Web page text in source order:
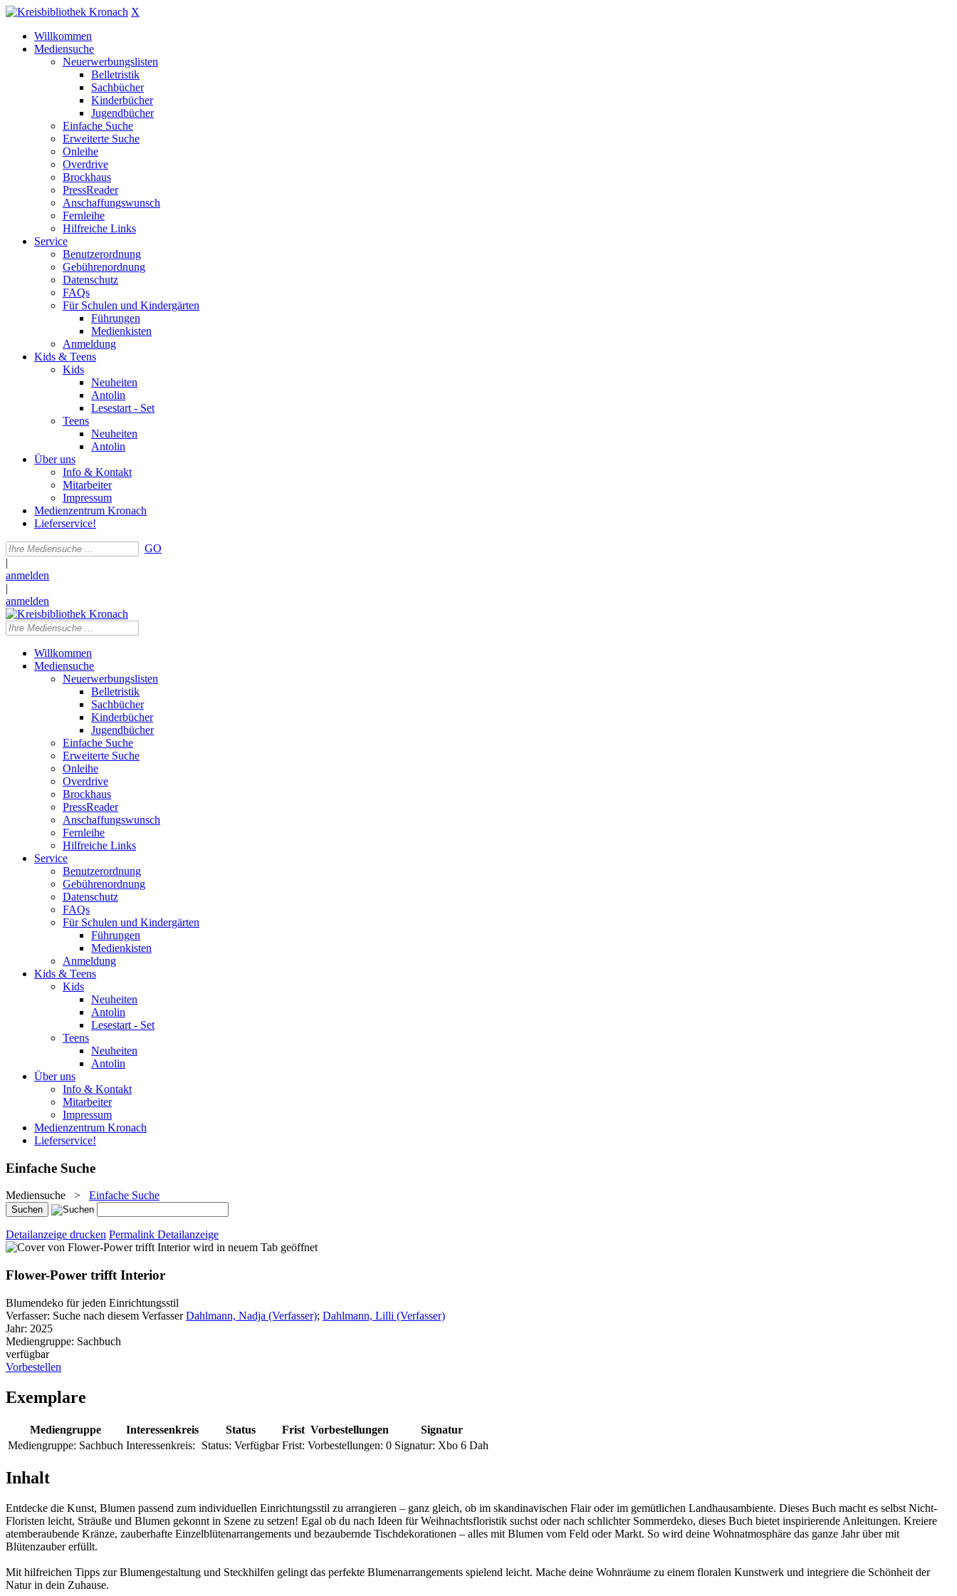
X
Willkommen
Mediensuche
Neuerwerbungslisten
Belletristik
Sachbücher
Kinderbücher
Jugendbücher
Einfache Suche
Erweiterte Suche
Onleihe
Overdrive
Brockhaus
PressReader
Anschaffungswunsch
Fernleihe
Hilfreiche Links
Service
Benutzerordnung
Gebührenordnung
Datenschutz
FAQs
Für Schulen und Kindergärten
Führungen
Medienkisten
Anmeldung
Kids & Teens
Kids
Neuheiten
Antolin
Lesestart - Set
Teens
Neuheiten
Antolin
Über uns
Info & Kontakt
Mitarbeiter
Impressum
Medienzentrum Kronach
Lieferservice!
GO
|
anmelden
|
anmelden
Willkommen
Mediensuche
Neuerwerbungslisten
Belletristik
Sachbücher
Kinderbücher
Jugendbücher
Einfache Suche
Erweiterte Suche
Onleihe
Overdrive
Brockhaus
PressReader
Anschaffungswunsch
Fernleihe
Hilfreiche Links
Service
Benutzerordnung
Gebührenordnung
Datenschutz
FAQs
Für Schulen und Kindergärten
Führungen
Medienkisten
Anmeldung
Kids & Teens
Kids
Neuheiten
Antolin
Lesestart - Set
Teens
Neuheiten
Antolin
Über uns
Info & Kontakt
Mitarbeiter
Impressum
Medienzentrum Kronach
Lieferservice!
Einfache Suche
Mediensuche > Einfache Suche
Detailanzeige drucken Permalink Detailanzeige
wird in neuem Tab geöffnet
Flower-Power trifft Interior
Blumendeko für jeden Einrichtungsstil
Verfasser: Suche nach diesem Verfasser Dahlmann, Nadja (Verfasser); Dahlmann, Lilli (Verfasser)
Jahr: 2025
Mediengruppe: Sachbuch
verfügbar
Vorbestellen
Exemplare
Mediengruppe Interessenkreis Status Frist Vorbestellungen
Signatur
Mediengruppe: Sachbuch Interessenkreis: Status: Verfügbar Frist: Vorbestellungen: 0 Signatur: Xbo 6 Dah
Inhalt
Entdecke die Kunst, Blumen passend zum individuellen Einrichtungsstil zu arrangieren – ganz gleich, ob im skandinavischen Flair oder im gemütlichen Landhausambiente. Dieses Buch macht es selbst Nicht-
Floristen leicht, Sträuße und Blumen gekonnt in Szene zu setzen! Egal ob du nach Ideen für Weihnachtsfloristik suchst oder nach schlichter Sommerdeko, dieses Buch bietet inspirierende Anleitungen. Kreiere
atemberaubende Kränze, zauberhafte Einzelblütenarrangements und bezaubernde Tischdekorationen – alles mit Blumen vom Feld oder Markt. So wird deine Wohnatmosphäre das ganze Jahr über mit
Blütenzauber erfüllt.
Mit hilfreichen Tipps zur Blumengestaltung und Steckhilfen gelingt das perfekte Blumenarrangements spielend leicht. Mache deine Wohnräume zu einem floralen Kunstwerk und integriere die Schönheit der
Natur in dein Zuhause.